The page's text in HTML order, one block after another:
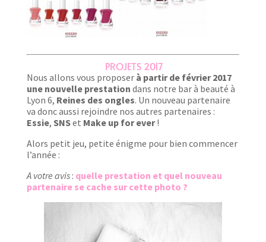
PROJETS 2017
Nous allons vous proposer à partir de février 2017
une nouvelle prestation dans notre bar à beauté à
Lyon 6, Reines des ongles. Un nouveau partenaire
va donc aussi rejoindre nos autres partenaires :
Essie, SNSet Make up for ever!
Alors petit jeu, petite énigme pour bien commencer
l’année :
A votre avis: quelle prestation et quel nouveau
partenaire se cache sur cette photo ?